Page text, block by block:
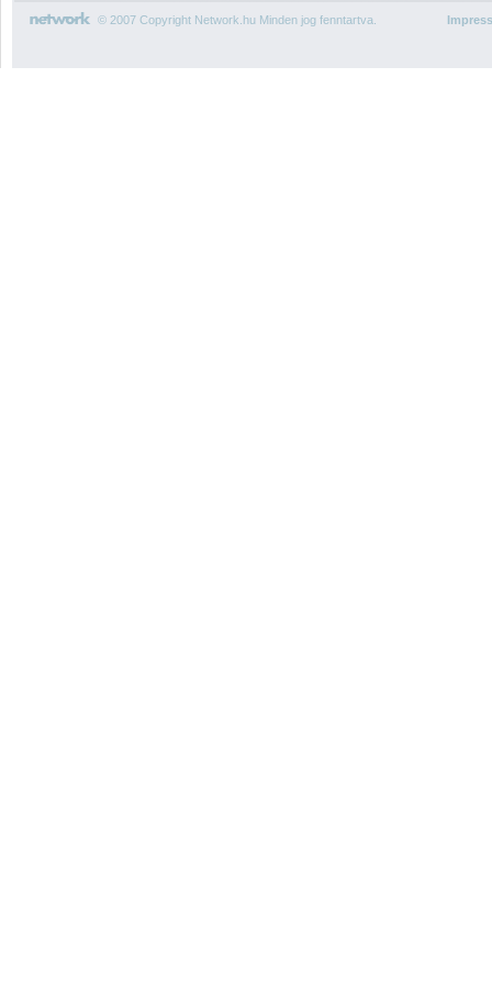
© 2007 Copyright Network.hu Minden jog fenntartva.